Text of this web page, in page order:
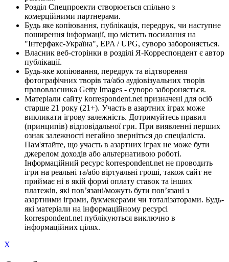
Розділ Спецпроекти створюється спільно з
комерційними партнерами.
Будь яке копіювання, публікація, передрук, чи наступне
поширення інформації, що містить посилання на
"Інтерфакс-Україна", EPA / UPG, суворо забороняється.
Власник веб-сторінки в розділі Я-Корреспондент є автор
публікації.
Будь-яке копіювання, передрук та відтворення
фотографічних творів та/або аудіовізуальних творів
правовласника Getty Images - суворо забороняється.
Матеріали сайту korrespondent.net призначені для осіб
старше 21 року (21+). Участь в азартних іграх може
викликати ігрову залежність. Дотримуйтесь правил
(принципів) відповідальної гри. При виявленні перших
ознак залежності негайно зверніться до спеціаліста.
Пам'ятайте, що участь в азартних іграх не може бути
джерелом доходів або альтернативою роботі.
Інформаційний ресурс korrespondent.net не проводить
ігри на реальні та/або віртуальні гроші, також сайт не
приймає ні в якій формі оплату ставок та інших
платежів, які пов’язані/можуть бути пов’язані з
азартними іграми, букмекерами чи тоталізаторами. Будь-
які матеріали на інформаційному ресурсі
korrespondent.net публікуються виключно в
інформаційних цілях.
X